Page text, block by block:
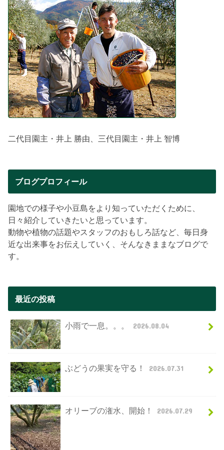
二代目園主・井上 勝由、三代目園主・井上 智博
ブログプロフィール
園地での様子や小豆島をより知っていただくために、
日々紹介していきたいと思っています。
動物や植物の話題やスタッフのおもしろ話など、毎日身
近な出来事をお伝えしていく、そんなきままなブログで
す。
最近の投稿
小雨で一息。。。 2026.08.04
ぶどうの果実を守る！ 2026.07.31
オリーブの潅水、開始！ 2026.07.29